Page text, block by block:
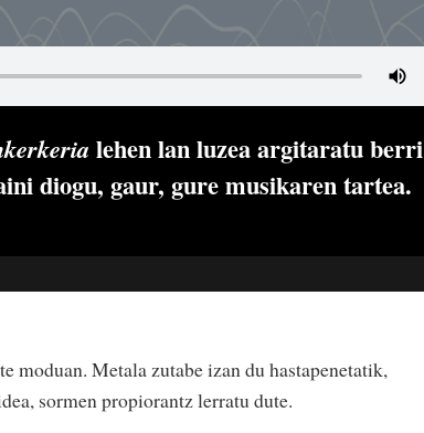
lehen lan luzea argitaratu berri
diogu, gaur, gure musikaren tartea.
moduan. Metala zutabe izan du hastapenetatik,
sormen propiorantz lerratu dute.